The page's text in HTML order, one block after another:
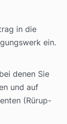
in die
ein.
denen Sie
und auf
(Rürup-